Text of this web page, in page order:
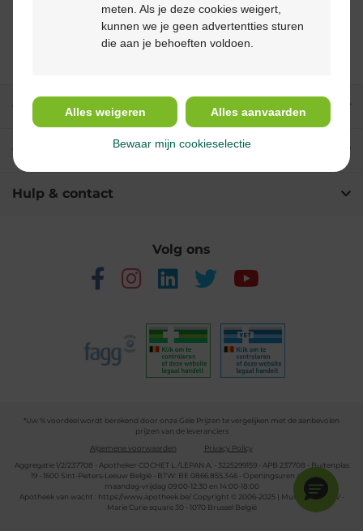
Anderen bekeken ook
Onze diensten
Over Multipharma
Hulp & contact
Volg ons
*Uw % voordeel wordt berekend door onze Gele Prijzen te vergelijken met de aanbevolen
prijzen van de leveranciers
Algemene voorwaarden
Privacy Policy
Aggregatie 1/2/237708 - Apotheker COCHET L./LEPAN A. - 3225299159 - APB 237708 - Buitenplas
19 - 1600 Sint-Pieters-Leeuw België - BTW: BE 0866.855.346 - Openingsuren apotheek:
maandag-vrijdag 09:00-12:30 en 14:00-18:00
Apotheek van wacht :
https://www.apotheek.be/Copyright © 2006-2025 | Multipharma CV -
Marie Curie square 30 - 1070 Brussel België
meten. Als je deze cookies weigert,
kunnen we je geen advertentties sturen
die aan je behoeften voldoen.
Alles weigeren Alles aanvaarden
Bewaar mijn cookieselectie